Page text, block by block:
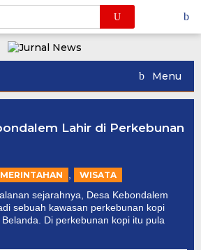
Menu
Lahir di Perkebunan
, WISATA
sejarahnya, Desa Kebondalem
sebuah kawasan perkebunan kopi
Di perkebunan kopi itu pula